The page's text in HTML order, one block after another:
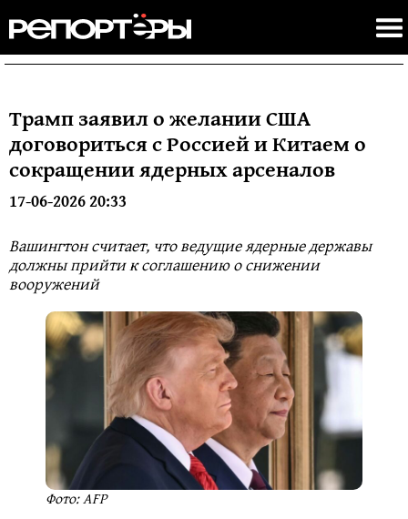
Трамп заявил о желании США
договориться с Россией и Китаем о
сокращении ядерных арсеналов
17-06-2026 20:33
Вашингтон считает, что ведущие ядерные державы
должны прийти к соглашению о снижении
вооружений
Фото: AFP